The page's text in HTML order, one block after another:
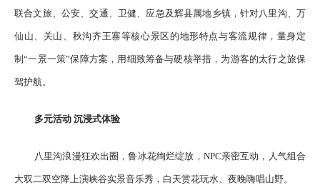
联合文旅、公安、交通、卫健、应急及辉县属地乡镇，针对八里沟、万
仙山、关山、秋沟齐王寨等核心景区的地形特点与客流规律，量身定
制“一景一策”保障方案，用细致筹备与硬核举措，为游客的太行之旅保
驾护航。
多元活动 沉浸式体验
八里沟浪漫狂欢出圈，鲁冰花绚烂绽放，NPC亲密互动，人气组合
大双二双空降上演峡谷实景音乐秀，白天赏花玩水、夜晚嗨唱山野。